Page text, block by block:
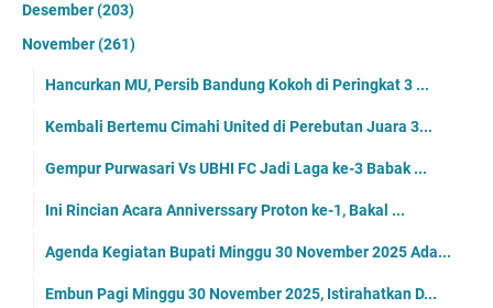
Desember(203)
November(261)
Hancurkan MU, Persib Bandung Kokoh di Peringkat 3 ...
Kembali Bertemu Cimahi United di Perebutan Juara 3...
Gempur Purwasari Vs UBHI FC Jadi Laga ke-3 Babak ...
Ini Rincian Acara Anniverssary Proton ke-1, Bakal ...
Agenda Kegiatan Bupati Minggu 30 November 2025 Ada...
Embun Pagi Minggu 30 November 2025, Istirahatkan D...